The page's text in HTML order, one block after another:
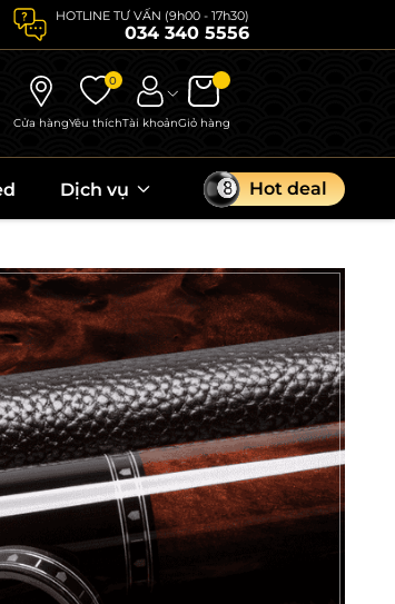
HOTLINE TƯ VẤN (9h00 - 17h30)
034 340 5556
Cửa hàng
0
Yêu thíchTài khoảnGiỏ hàng
Dịch vụ Hot deal